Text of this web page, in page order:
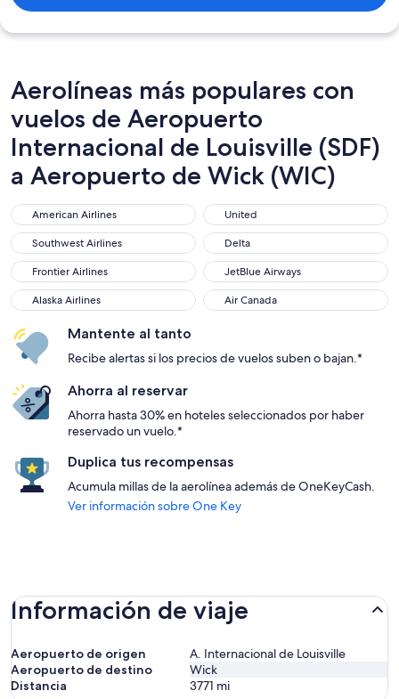
Aerolíneas más populares con
vuelos de Aeropuerto
Internacional de Louisville (SDF)
a Aeropuerto de Wick (WIC)
American Airlines
American Airlines United
United
Southwest Airlines
Southwest Airlines Delta
Delta
Frontier Airlines
Frontier Airlines JetBlue Airways
JetBlue Airways
Alaska Airlines
Alaska Airlines Air Canada
Air Canada
Mantente al tanto
Recibe alertas si los precios de vuelos suben o bajan.*
Ahorra al reservar
Ahorra hasta 30% en hoteles seleccionados por haber
reservado un vuelo.*
Duplica tus recompensas
Acumula millas de la aerolínea además de OneKeyCash.
Ver información sobre One Key
Información de viaje
Aeropuerto de origen
A. Internacional de Louisville
Aeropuerto de destino
Wick
Distancia
3771 mi